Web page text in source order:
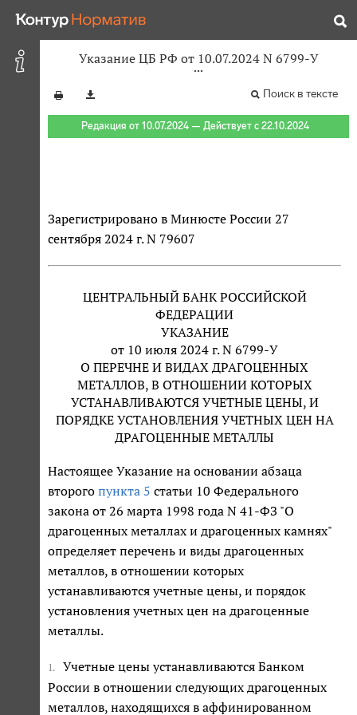
Указание ЦБ РФ от 10.07.2024 N 6799-У
Поиск в тексте
Редакция от 10.07.2024 — Действует с 22.10.2024
Зарегистрировано в Минюсте России 27
сентября 2024 г. N 79607
ЦЕНТРАЛЬНЫЙ БАНК РОССИЙСКОЙ
ФЕДЕРАЦИИ
УКАЗАНИЕ
от 10 июля 2024 г. N 6799-У
О ПЕРЕЧНЕ И ВИДАХ ДРАГОЦЕННЫХ
МЕТАЛЛОВ, В ОТНОШЕНИИ КОТОРЫХ
УСТАНАВЛИВАЮТСЯ УЧЕТНЫЕ ЦЕНЫ, И
ПОРЯДКЕ УСТАНОВЛЕНИЯ УЧЕТНЫХ ЦЕН НА
ДРАГОЦЕННЫЕ МЕТАЛЛЫ
Настоящее Указание на основании абзаца
второго пункта 5 статьи 10 Федерального
закона от 26 марта 1998 года N 41-ФЗ "О
драгоценных металлах и драгоценных камнях"
определяет перечень и виды драгоценных
металлов, в отношении которых
устанавливаются учетные цены, и порядок
установления учетных цен на драгоценные
металлы.
1.
Учетные цены устанавливаются Банком
России в отношении следующих драгоценных
металлов, находящихся в аффинированном